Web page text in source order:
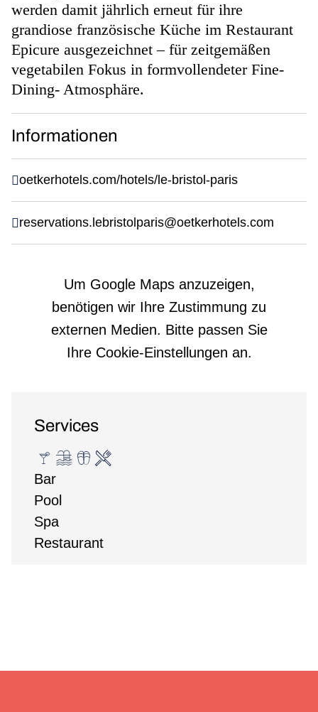
Informationen
oetkerhotels.com/hotels/le-bristol-paris
reservations.lebristolparis@oetkerhotels.com
Um Google Maps anzuzeigen,
benötigen wir Ihre Zustimmung zu
externen Medien. Bitte passen Sie
Ihre Cookie-Einstellungen an.
Services
Bar
Pool
Spa
Restaurant
werden damit jährlich erneut für ihre
grandiose französische Küche im Restaurant
Epicure ausgezeichnet – für zeitgemäßen
vegetabilen Fokus in formvollendeter Fine-
Dining- Atmosphäre.